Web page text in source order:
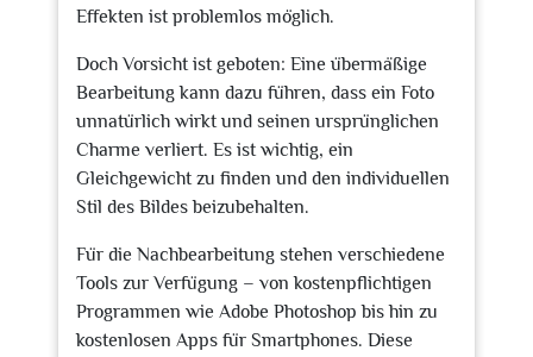
Effekten ist problemlos möglich.
Doch Vorsicht ist geboten: Eine übermäßige
Bearbeitung kann dazu führen, dass ein Foto
unnatürlich wirkt und seinen ursprünglichen
Charme verliert. Es ist wichtig, ein
Gleichgewicht zu finden und den individuellen
Stil des Bildes beizubehalten.
Für die Nachbearbeitung stehen verschiedene
Tools zur Verfügung – von kostenpflichtigen
Programmen wie Adobe Photoshop bis hin zu
kostenlosen Apps für Smartphones. Diese